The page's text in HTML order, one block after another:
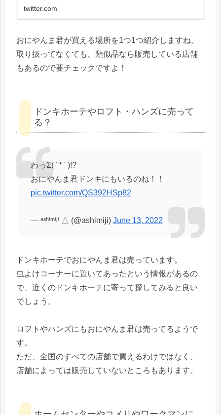
twitter.com
おにやんま君が買える場所を1つ1つ紹介しますね。
取り扱ってなくても、類似品なら販売している店舗
もあるので要チェックですよ！
ドンキホーテやロフト・ハンズに売って
る？
わっΣ( ˙꒳˙ )!?
おにやんま君ドンキにもいるのね！！
pic.twitter.com/QS392HSp82
— ᵃˢʰⁱᵐⁱʲⁱ △ (@ashimiji) June 13, 2022
ドンキホーテでおにやんま君は売っています。
虫よけコーナーに置いてあったという情報があるの
で、近くのドンキホーテに寄って探してみると良い
でしょう。
ロフトやハンズにもおにやんま君は売ってるようで
す。
ただ、全国のすべての店舗で買えるわけではなく、
店舗によっては販売していないところもあります。